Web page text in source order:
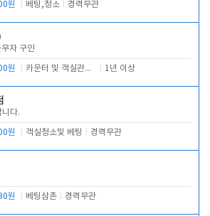
원 베팅,청소 경력무관
자 구인
원 카운터 및 객실관리 전반 1년 이상
니다.
원 객실청소및 베팅 경력무관
원 베팅삼촌 경력무관